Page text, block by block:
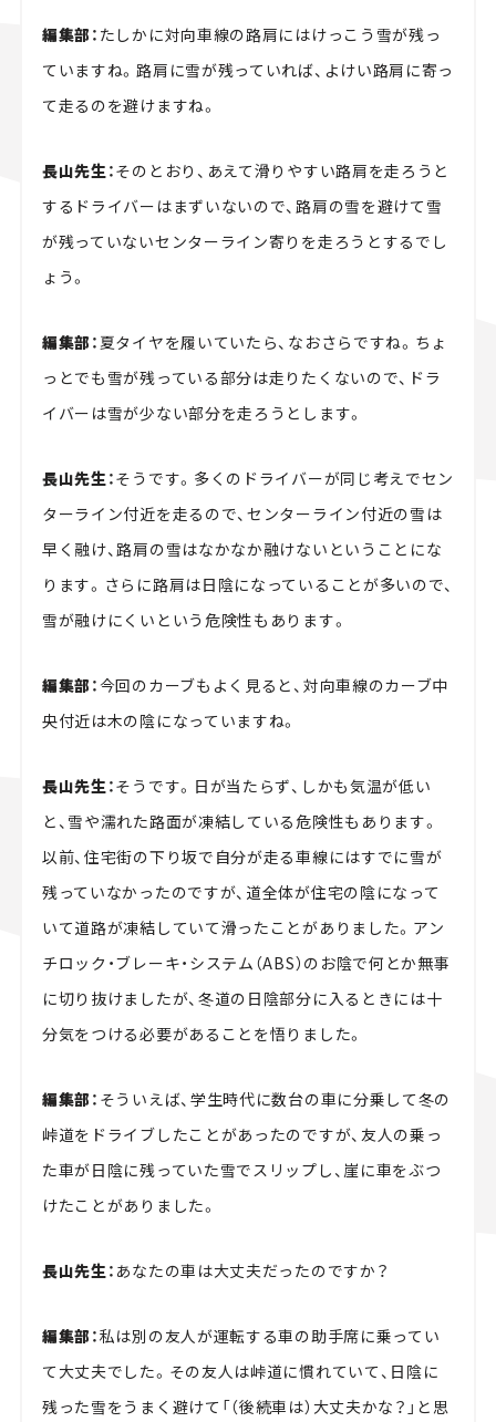
編集部： たしかに対向車線の路肩にはけっこう雪が残っ
ていますね。路肩に雪が残っていれば、よけい路肩に寄っ
て走るのを避けますね。
長山先生：そのとおり、あえて滑りやすい路肩を走ろうと
するドライバーはまずいないので、路肩の雪を避けて雪
が残っていないセンターライン寄りを走ろうとするでし
ょう。
編集部： 夏タイヤを履いていたら、なおさらですね。ちょ
っとでも雪が残っている部分は走りたくないので、ドラ
イバーは雪が少ない部分を走ろうとします。
長山先生：そうです。多くのドライバーが同じ考えでセン
ターライン付近を走るので、センターライン付近の雪は
早く融け、路肩の雪はなかなか融けないということにな
ります。さらに路肩は日陰になっていることが多いので、
雪が融けにくいという危険性もあります。
編集部：今回のカーブもよく見ると、対向車線のカーブ中
央付近は木の陰になっていますね。
長山先生：そうです。日が当たらず、しかも気温が低い
と、雪や濡れた路面が凍結している危険性もあります。
以前、住宅街の下り坂で自分が走る車線にはすでに雪が
残っていなかったのですが、道全体が住宅の陰になって
いて道路が凍結していて滑ったことがありました。アン
チロック・ブレーキ・システム（ABS）のお陰で何とか無事
に切り抜けましたが、冬道の日陰部分に入るときには十
分気をつける必要があることを悟りました。
編集部： そういえば、学生時代に数台の車に分乗して冬の
峠道をドライブしたことがあったのですが、友人の乗っ
た車が日陰に残っていた雪でスリップし、崖に車をぶつ
けたことがありました。
長山先生： あなたの車は大丈夫だったのですか？
編集部：私は別の友人が運転する車の助手席に乗ってい
て大丈夫でした。その友人は峠道に慣れていて、日陰に
残った雪をうまく避けて「（後続車は）大丈夫かな？」と思